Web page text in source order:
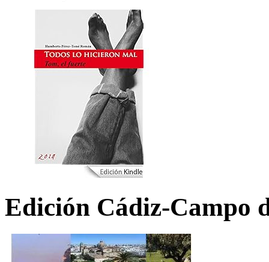
Edición Cádiz-Campo